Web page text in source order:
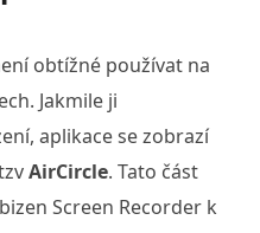
obtížné používat na
Jakmile ji
aplikace se zobrazí
AirCircle. Tato část
Screen Recorder k